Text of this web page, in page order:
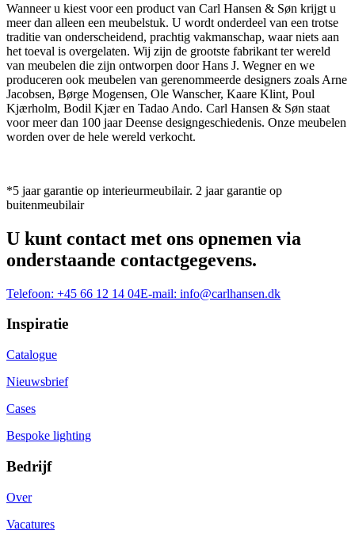
Wanneer u kiest voor een product van Carl Hansen & Søn krijgt u
meer dan alleen een meubelstuk. U wordt onderdeel van een trotse
traditie van onderscheidend, prachtig vakmanschap, waar niets aan
het toeval is overgelaten. Wij zijn de grootste fabrikant ter wereld
van meubelen die zijn ontworpen door Hans J. Wegner en we
produceren ook meubelen van gerenommeerde designers zoals Arne
Jacobsen, Børge Mogensen, Ole Wanscher, Kaare Klint, Poul
Kjærholm, Bodil Kjær en Tadao Ando. Carl Hansen & Søn staat
voor meer dan 100 jaar Deense designgeschiedenis. Onze meubelen
worden over de hele wereld verkocht.
*5 jaar garantie op interieurmeubilair. 2 jaar garantie op
buitenmeubilair
U kunt contact met ons opnemen via
onderstaande contactgegevens.
Telefoon: +45 66 12 14 04E-mail: info@carlhansen.dk
Inspiratie
Catalogue
Nieuwsbrief
Cases
Bespoke lighting
Bedrijf
Over
Vacatures